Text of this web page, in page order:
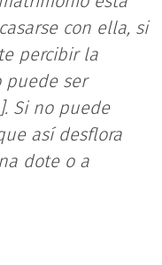
con ella, si
percibir la
puede ser
Si no puede
así desflora
dote o a